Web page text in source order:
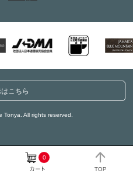
0
こちら
All rights reserved.